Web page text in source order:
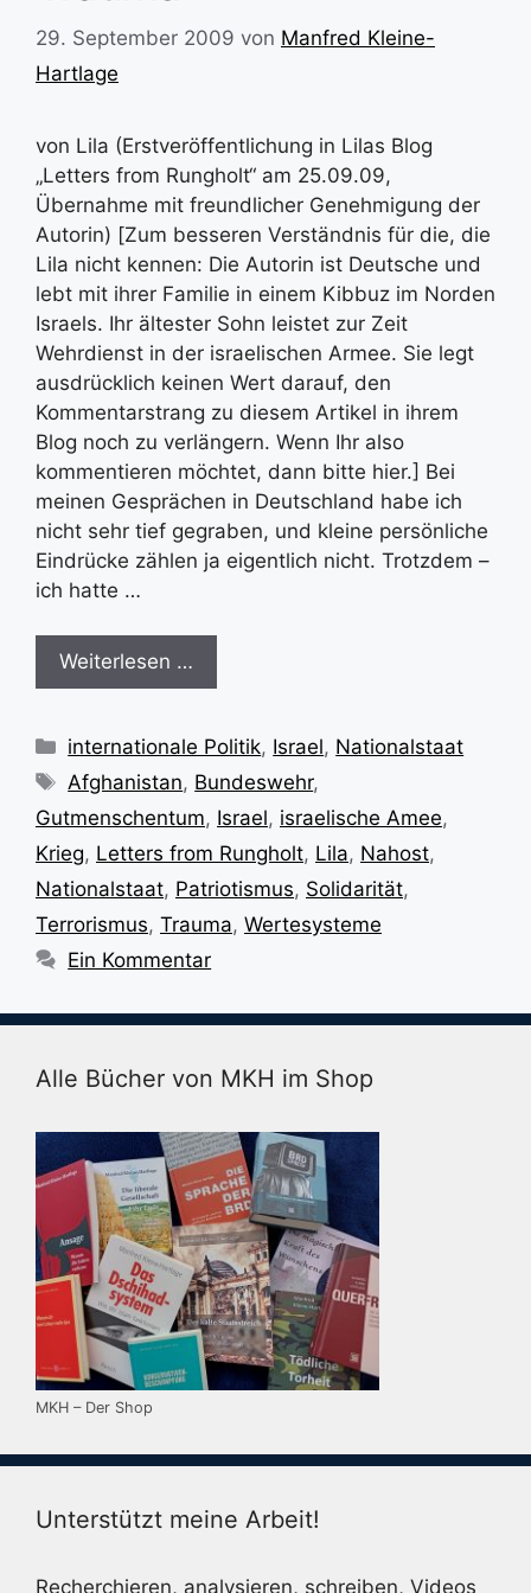
29. September 2009 von Manfred Kleine-
Hartlage
von Lila (Erstveröffentlichung in Lilas Blog
„Letters from Rungholt“ am 25.09.09,
Übernahme mit freundlicher Genehmigung der
Autorin) [Zum besseren Verständnis für die, die
Lila nicht kennen: Die Autorin ist Deutsche und
lebt mit ihrer Familie in einem Kibbuz im Norden
Israels. Ihr ältester Sohn leistet zur Zeit
Wehrdienst in der israelischen Armee. Sie legt
ausdrücklich keinen Wert darauf, den
Kommentarstrang zu diesem Artikel in ihrem
Blog noch zu verlängern. Wenn Ihr also
kommentieren möchtet, dann bitte hier.] Bei
meinen Gesprächen in Deutschland habe ich
nicht sehr tief gegraben, und kleine persönliche
Eindrücke zählen ja eigentlich nicht. Trotzdem –
ich hatte …
Weiterlesen …
Kategorien
internationale Politik, Israel, Nationalstaat
Schlagwörter
Afghanistan, Bundeswehr,
Gutmenschentum, Israel, israelische Amee,
Krieg, Letters from Rungholt, Lila, Nahost,
Nationalstaat, Patriotismus, Solidarität,
Terrorismus, Trauma, Wertesysteme
Ein Kommentar
Alle Bücher von MKH im Shop
MKH – Der Shop
Unterstützt meine Arbeit!
Recherchieren, analysieren, schreiben, Videos